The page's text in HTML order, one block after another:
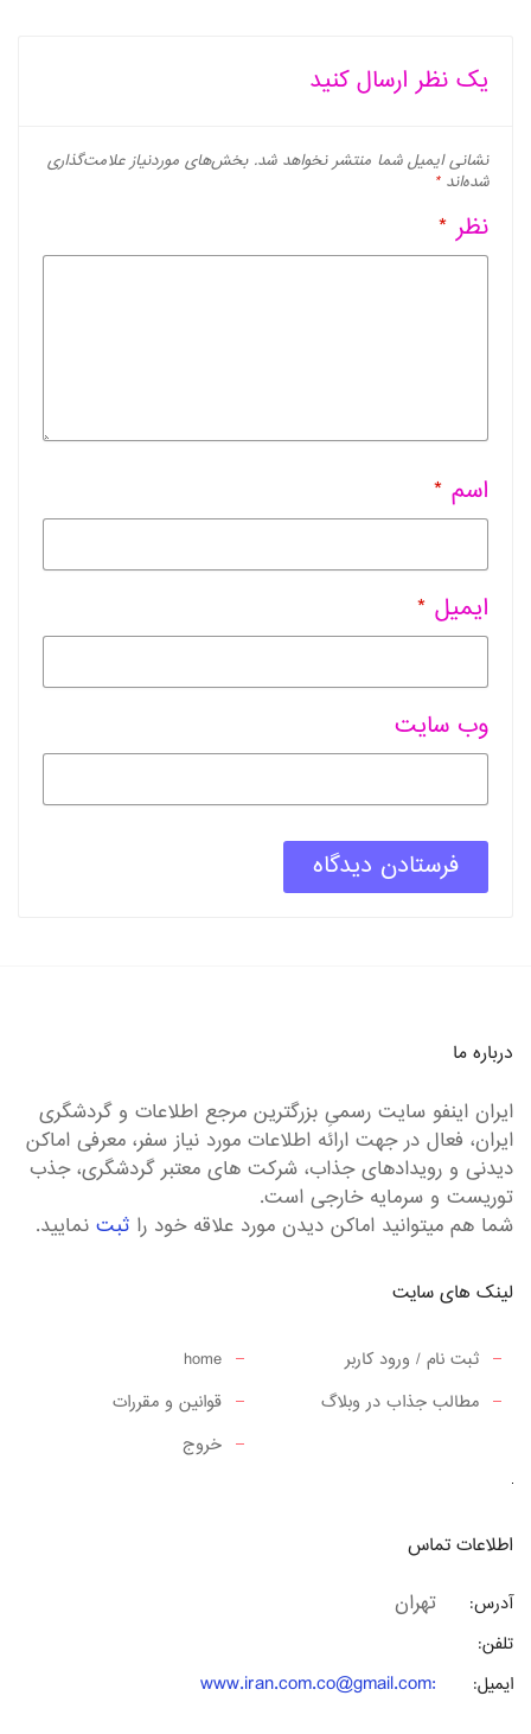
یک نظر ارسال کنید
نشانی ایمیل شما منتشر نخواهد شد. بخش‌های موردنیاز علامت‌گذاری
شده‌اند*
نظر *
اسم *
ایمیل *
وب سایت
درباره ما
ایران اینفو سایت رسمیِ بزرگترین مرجع اطلاعات و گردشگری
ایران، فعال در جهت ارائه اطلاعات مورد نیاز سفر، معرفی اماکن
دیدنی و رویدادهای جذاب، شرکت های معتبر گردشگری، جذب
توریست و سرمایه خارجی است.
شما هم میتوانید اماکن دیدن مورد علاقه خود را ثبت نمایید.
لینک های سایت
home
ثبت نام / ورود کاربر
قوانین و مقررات
مطالب جذاب در وبلاگ
خروج
اطلاعات تماس
آدرس: تهران
تلفن:
ایمیل:
:
www.iran.com.co@gmail.com